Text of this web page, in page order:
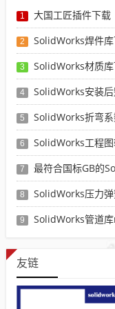
1 大国工匠插件下载
2 SolidWorks焊件库下
3 SolidWorks材质
4 SolidWorks安装后别着
5 SolidWorks折弯
6 SolidWorks工程图转
7 最符合国标GB的
8 SolidWorks压力弹簧
9 SolidWorks管道
友链